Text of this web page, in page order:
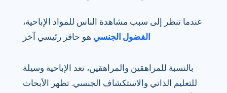
عندما تنظر إلى سبب مشاهدة الناس للمواد الإباحية،
الفضول الجنسي هو حافز رئيسي آخر
بالنسبة للمراهقين والمراهقين، تعد الإباحية وسيلة
للتعليم الذاتي والاستكشاف الجنسي. تظهر الأبحاث